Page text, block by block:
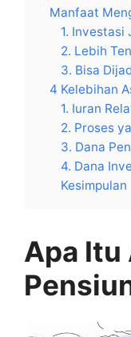
Manfaat
1. Investasi
2. Lebih
3. Bisa
4 Kelebihan
1. Iuran
2. Proses
3. Dana
4. Dana
Kesimpulan
Apa Itu